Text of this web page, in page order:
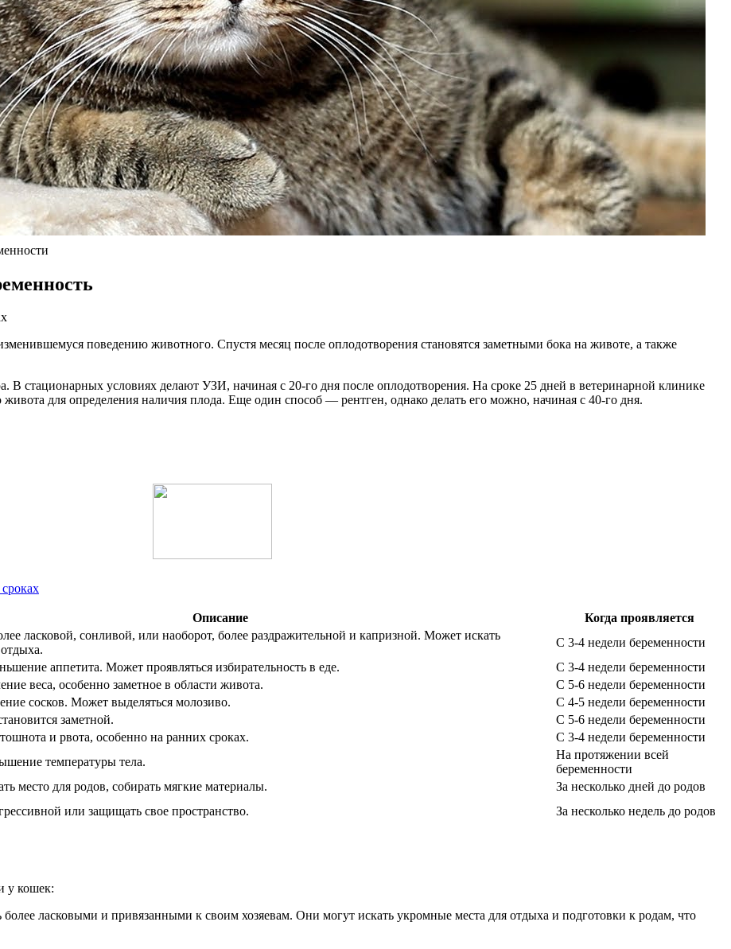
поведению животного. Спустя месяц после оплодотворения становятся заметными бока на животе, а также
В стационарных условиях делают УЗИ, начиная с 20-го дня после оплодотворения. На сроке 25 дней в ветеринарной клинике
для определения наличия плода. Еще один способ — рентген, однако делать его можно, начиная с 40-го дня.
Описание
Когда проявляется
ласковой, сонливой, или наоборот, более раздражительной и капризной. Может искать
С 3-4 недели беременности
аппетита. Может проявляться избирательность в еде.
С 3-4 недели беременности
веса, особенно заметное в области живота.
С 5-6 недели беременности
сосков. Может выделяться молозиво.
С 4-5 недели беременности
заметной.
С 5-6 недели беременности
и рвота, особенно на ранних сроках.
С 3-4 недели беременности
температуры тела.
На протяжении всей
беременности
место для родов, собирать мягкие материалы.
За несколько дней до родов
или защищать свое пространство. За несколько недель до родов
у кошек:
ласковыми и привязанными к своим хозяевам. Они могут искать укромные места для отдыха и подготовки к родам, что